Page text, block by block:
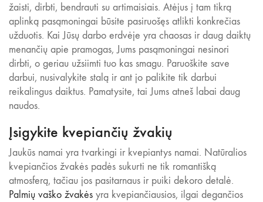
žaisti, dirbti, bendrauti su artimaisiais. Atėjus į tam tikrą
aplinką pasąmoningai būsite pasiruošęs atlikti konkrečias
užduotis. Kai Jūsų darbo erdvėje yra chaosas ir daug daiktų
menančių apie pramogas, Jums pasąmoningai nesinori
dirbti, o geriau užsiimti tuo kas smagu. Paruoškite save
darbui, nusivalykite stalą ir ant jo palikite tik darbui
reikalingus daiktus. Pamatysite, tai Jums atneš labai daug
naudos.
Įsigykite kvepiančių žvakių
Jaukūs namai yra tvarkingi ir kvepiantys namai. Natūralios
kvepiančios žvakės padės sukurti ne tik romantišką
atmosferą, tačiau jos pasitarnaus ir puiki dekoro detalė.
Palmių vaško žvakės yra kvepiančiausios, ilgai degančios